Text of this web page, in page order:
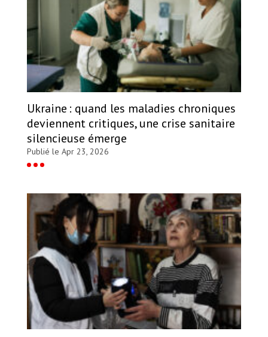
Ukraine : quand les maladies chroniques
deviennent critiques, une crise sanitaire
silencieuse émerge
Publié le Apr 23, 2026